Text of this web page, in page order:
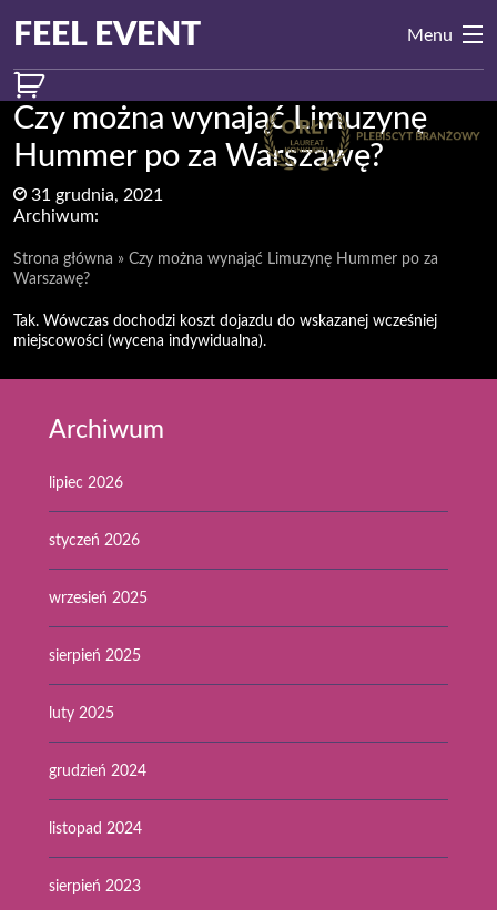
Main
Navigation
FEEL EVENT Menu
Czy można wynająć Limuzynę
Hummer po za Warszawę?
31 grudnia, 2021
Archiwum:
Strona główna » Czy można wynająć Limuzynę Hummer po za
Warszawę?
Tak. Wówczas dochodzi koszt dojazdu do wskazanej wcześniej
miejscowości (wycena indywidualna).
Archiwum
lipiec 2026
styczeń 2026
wrzesień 2025
sierpień 2025
luty 2025
grudzień 2024
listopad 2024
sierpień 2023